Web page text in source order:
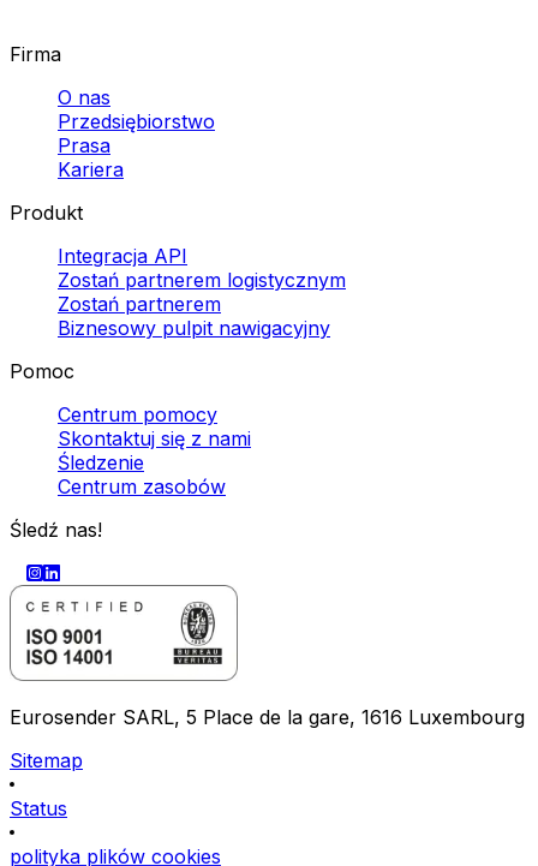
Firma
O nas
Przedsiębiorstwo
Prasa
Kariera
Produkt
Integracja API
Zostań partnerem logistycznym
Zostań partnerem
Biznesowy pulpit nawigacyjny
Pomoc
Centrum pomocy
Skontaktuj się z nami
Śledzenie
Centrum zasobów
Śledź nas!
Eurosender SARL, 5 Place de la gare, 1616 Luxembourg
Sitemap
Status
polityka plików cookies